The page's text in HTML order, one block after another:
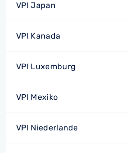
VPI Japan
VPI Kanada
VPI Luxemburg
VPI Mexiko
VPI Niederlande